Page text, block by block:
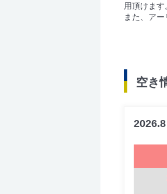
用頂けます
また、ア
空き
2026.8